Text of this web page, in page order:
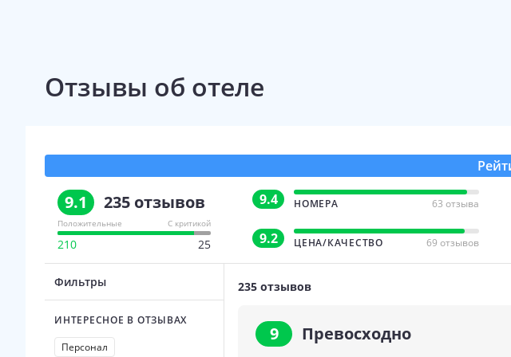
Отзывы об отеле
9.1 235 отзывов
Положительные С критикой
210 25
9.4 НОМЕРА 63 отзыва
9.2 ЦЕНА/КАЧЕСТВО 69 отзывов
Фильтры
ИНТЕРЕСНОЕ В ОТЗЫВАХ
Персонал
235 отзывов
9 Превосходно